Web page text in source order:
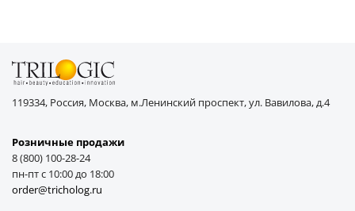
119334, Россия, Москва, м.Ленинский проспект, ул. Вавилова, д.4
Розничные продажи
8 (800) 100-28-24
пн-пт с 10:00 до 18:00
order@tricholog.ru